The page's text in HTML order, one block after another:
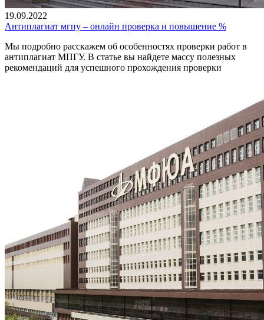
19.09.2022
Антиплагиат мгпу – онлайн проверка и повышение %
Мы подробно расскажем об особенностях проверки работ в
антиплагиат МПГУ. В статье вы найдете массу полезных
рекомендаций для успешного прохождения проверки